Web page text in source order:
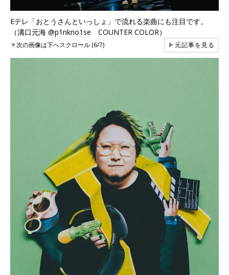
Eテレ「おとうさんといっしょ」で流れる楽曲にも注目です。
（溝口元海 @p1nkno1se COUNTER COLOR）
▼次の画像は下へスクロール (6/7) ▶元記事を見る